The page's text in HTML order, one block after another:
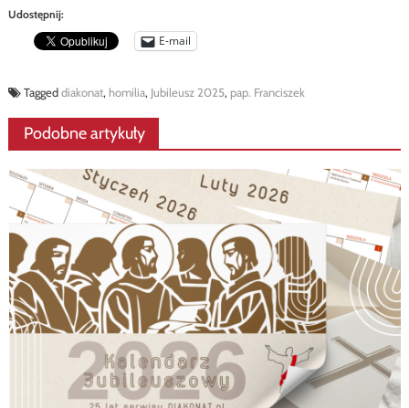
Udostępnij:
E-mail
Taggeddiakonat, homilia, Jubileusz 2025, pap. Franciszek
Podobne artykuły